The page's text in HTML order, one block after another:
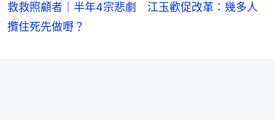
救救照顧者｜半年4宗悲劇 江玉歡促改革：幾多人
攬住死先做嘢？